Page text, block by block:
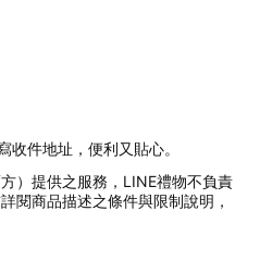
件地址，便利又貼心。
）提供之服務，LINE禮物不負責
閱商品描述之條件與限制說明，